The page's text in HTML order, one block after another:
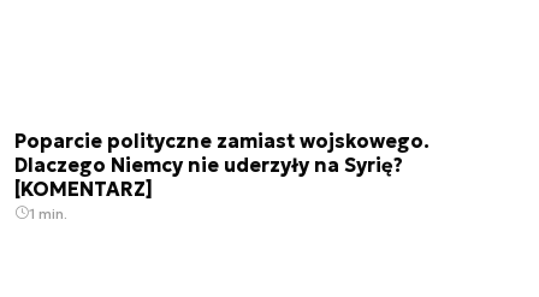
Poparcie polityczne zamiast wojskowego.
Dlaczego Niemcy nie uderzyły na Syrię?
[KOMENTARZ]
1 min.